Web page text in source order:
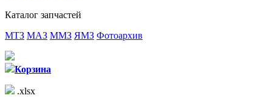
Каталог запчастей
МТЗ МАЗ ММЗ ЯМЗ Фотоархив
Корзина
.xlsx